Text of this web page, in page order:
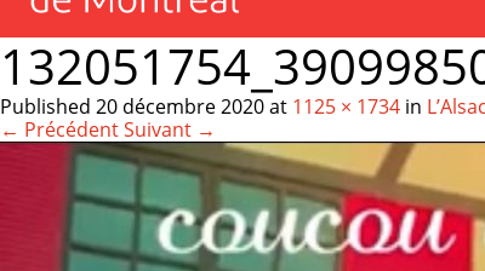
Published 20 décembre 2020at 1125 × 1734 in
← PrécédentSuivant →